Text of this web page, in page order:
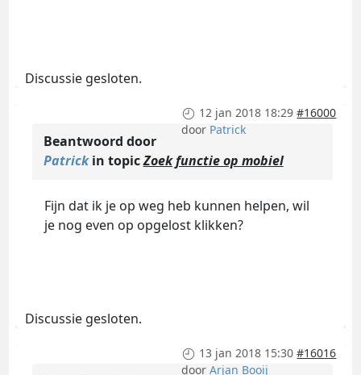
Discussie gesloten.
12 jan 2018 18:29 #16000
door Patrick
Beantwoord door
Patrickin topicZoek functie op mobiel
Fijn dat ik je op weg heb kunnen helpen, wil
je nog even op opgelost klikken?
Discussie gesloten.
13 jan 2018 15:30 #16016
doorArjan Booij